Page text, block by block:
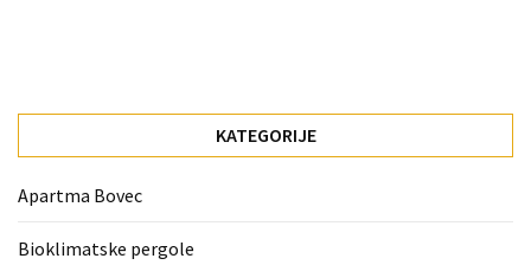
zame
KATEGORIJE
Apartma Bovec
Bioklimatske pergole